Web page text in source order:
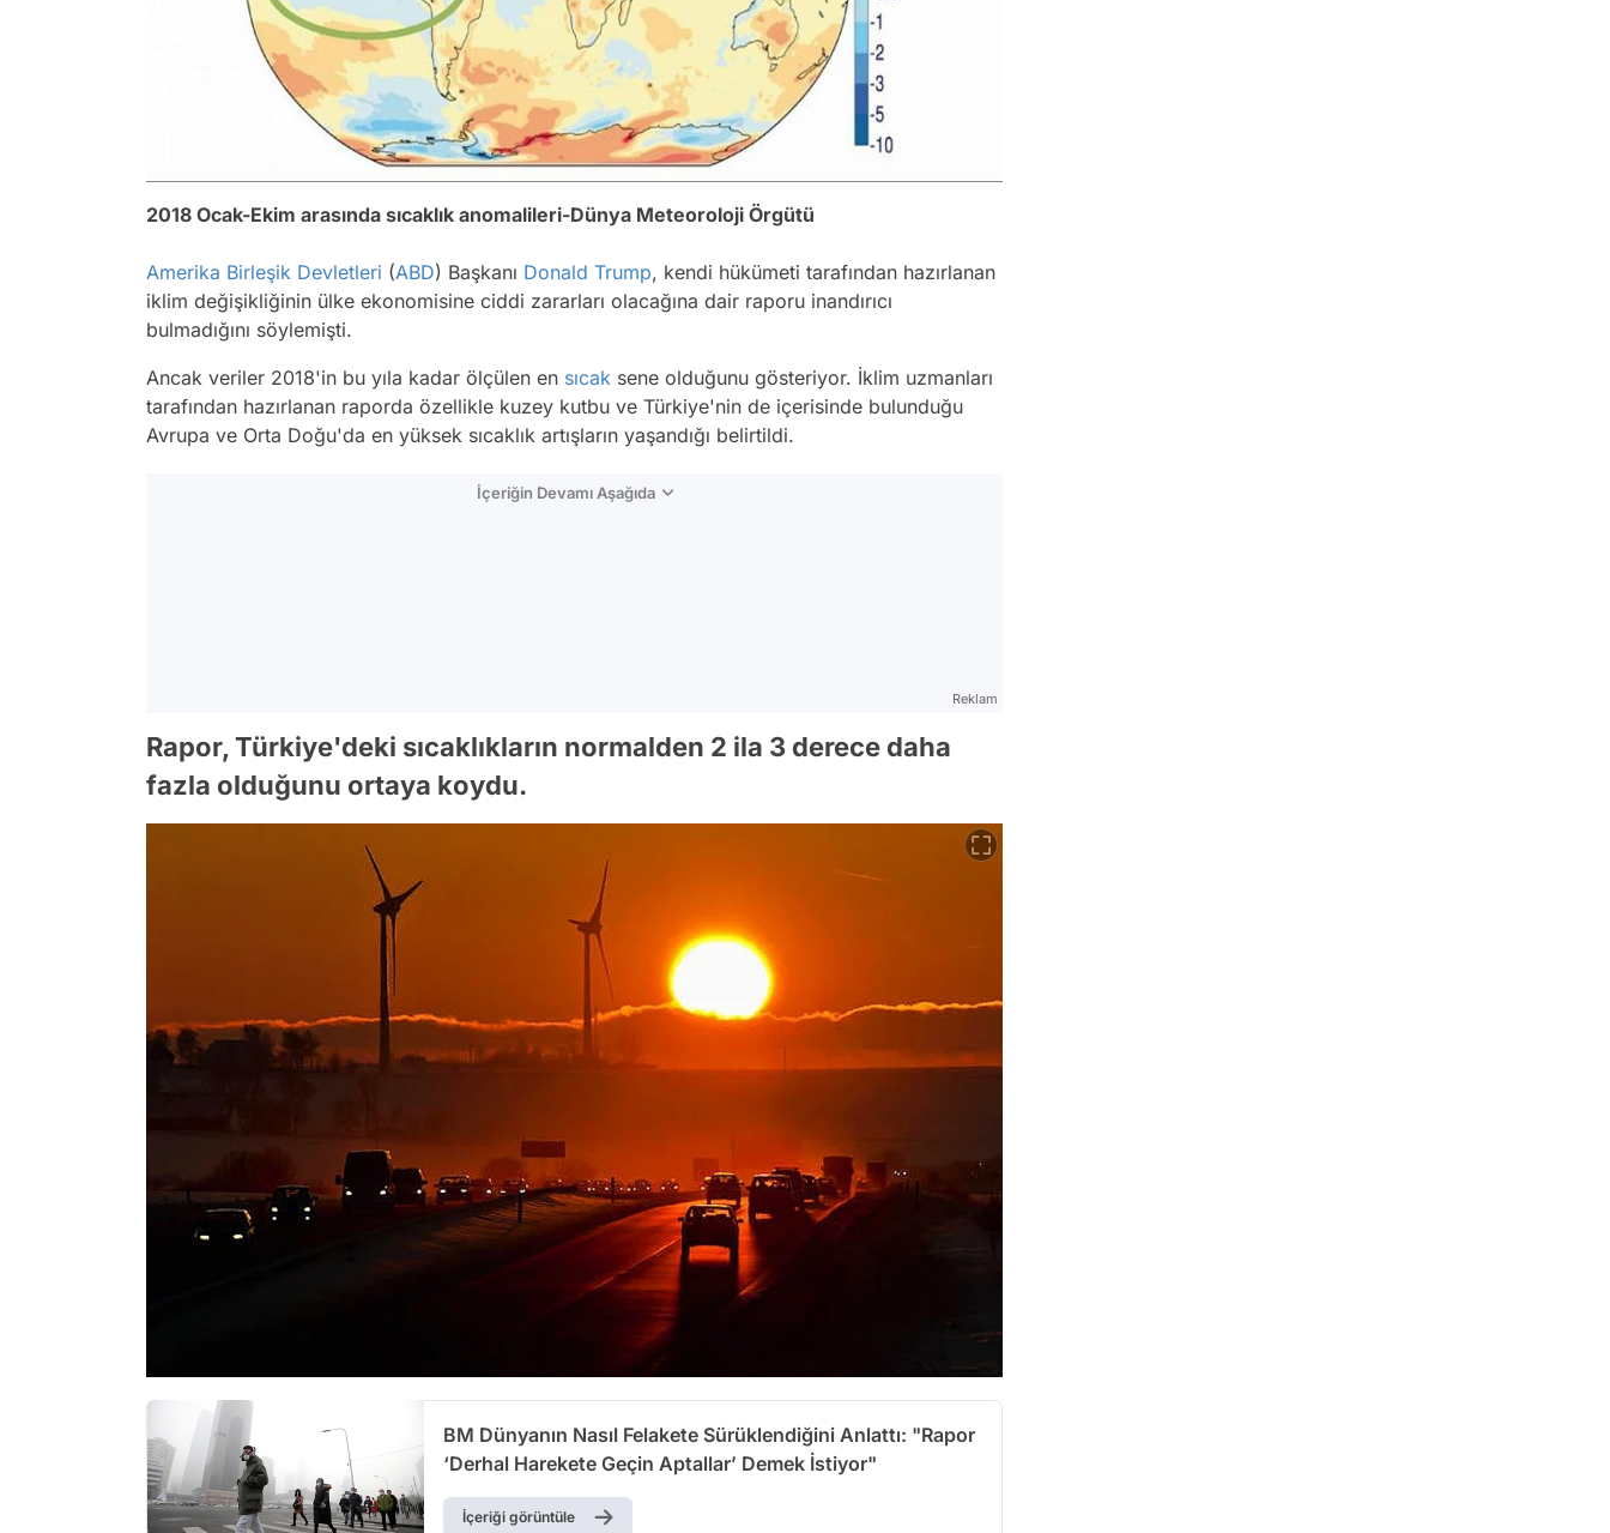
2018 Ocak-Ekim arasında sıcaklık anomalileri-Dünya Meteoroloji Örgütü
Amerika Birleşik Devletleri (ABD) Başkanı Donald Trump, kendi hükümeti tarafından hazırlanan
iklim değişikliğinin ülke ekonomisine ciddi zararları olacağına dair raporu inandırıcı
bulmadığını söylemişti.
Ancak veriler 2018'in bu yıla kadar ölçülen en sıcak sene olduğunu gösteriyor. İklim uzmanları
tarafından hazırlanan raporda özellikle kuzey kutbu ve Türkiye'nin de içerisinde bulunduğu
Avrupa ve Orta Doğu'da en yüksek sıcaklık artışların yaşandığı belirtildi.
İçeriğin Devamı Aşağıda
Reklam
Rapor, Türkiye'deki sıcaklıkların normalden 2 ila 3 derece daha
fazla olduğunu ortaya koydu.
BM Dünyanın Nasıl Felakete Sürüklendiğini Anlattı: "Rapor
‘Derhal Harekete Geçin Aptallar’ Demek İstiyor"
İçeriği görüntüle